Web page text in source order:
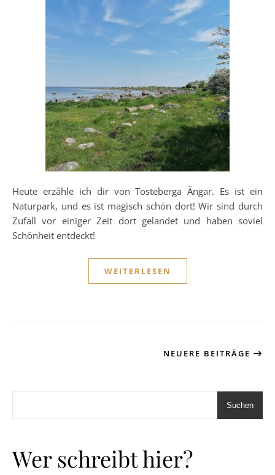
Heute erzähle ich dir von Tosteberga Ängar. Es ist ein
Naturpark, und es ist magisch schön dort! Wir sind durch
Zufall vor einiger Zeit dort gelandet und haben soviel
Schönheit entdeckt!
WEITERLESEN
NEUERE BEITRÄGE
Suchen
Wer schreibt hier?